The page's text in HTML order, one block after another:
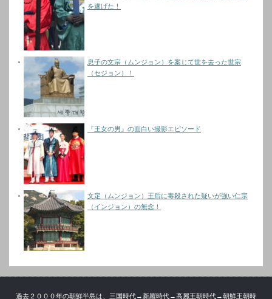
を遂げた！
息子の文宗（ムンジョン）を案じて世を去った世宗
（セジョン）！
『王女の男』の面白い撮影エピソード
文定（ムンジョン）王后に毒殺された疑いが強い仁宗
（インジョン）の無念！
過去２０００年の朝鮮半島は、三国時代→新羅時代→高麗王朝時代→朝鮮王朝時